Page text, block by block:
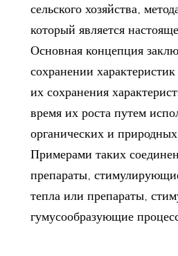
сельского хозяйства,
который является
Основная концепция
сохранении
их сохранения
время их роста путем
органических и
Примерами таких
препараты,
тепла или препараты,
гумусообразующие